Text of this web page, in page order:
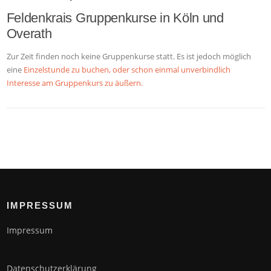
Feldenkrais Gruppenkurse in Köln und
Overath
Zur Zeit finden noch keine Gruppenkurse statt. Es ist jedoch möglich
eine Einzelstunde zu buchen, oder schon einmal unverbindlich
Interesse am Gruppenkurs zu äußern.
IMPRESSUM
Impressum
Datenschutzerklärung